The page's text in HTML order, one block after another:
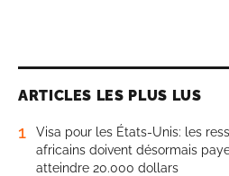
ARTICLES LES PLUS LUS
1
Visa pour les États-Unis: les
africains doivent désormais
atteindre 20.000 dollars